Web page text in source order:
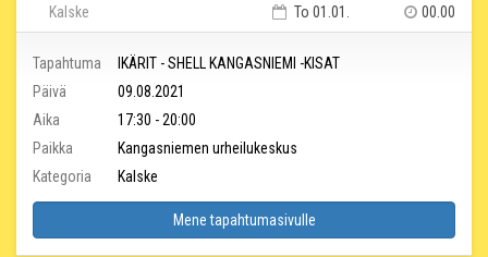
Kalske 00.00
To 01.01.
Tapahtuma
IKÄRIT - SHELL KANGASNIEMI -KISAT
Päivä
09.08.2021
Aika
17:30 - 20:00
Paikka
Kangasniemen urheilukeskus
Kategoria
Kalske
Mene tapahtumasivulle